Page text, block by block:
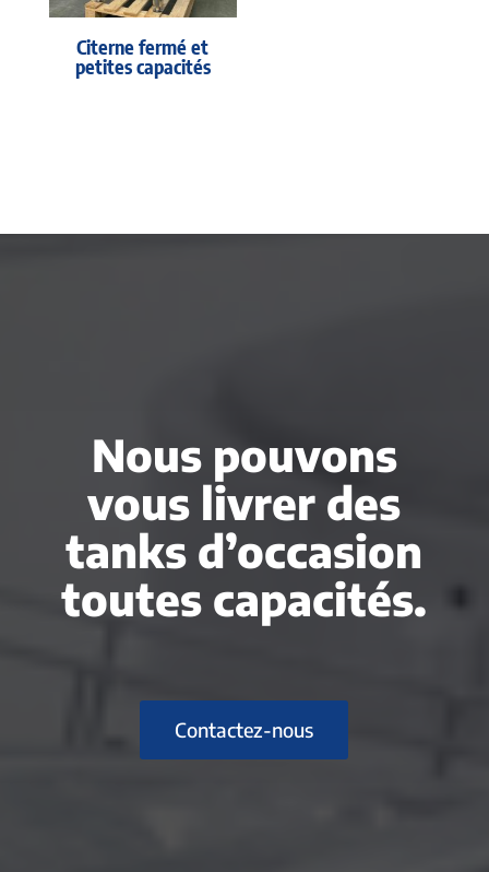
Citerne fermé et
petites capacités
Nous pouvons
vous livrer des
tanks d’occasion
toutes capacités.
Contactez-nous